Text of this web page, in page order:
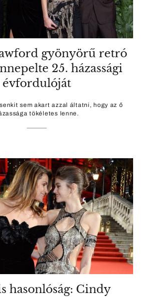
gyönyörű retró
25. házassági
évfordulóját
sem akart azzal áltatni, hogy az ő
tökéletes lenne.
hasonlóság: Cindy